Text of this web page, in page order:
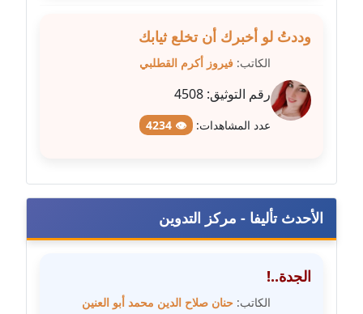
مدونة عبير عبد الرحيم (ماعت)
عاملة
مدونة عبير عزاوي
عاملة
مدونة عبير مصطفى
عاملة
مدونة عزة الأمير
عاملة
وددتُ لو أخبرك أن تخلع ثيابك
الكاتب: فيروز أكرم القطلبي
رقم التوثيق: 4508
عدد المشاهدات: 👁 4234
الأحدث تأليفا - مركز التدوين
الجدة..!
الكاتب: حنان صلاح الدين محمد أبو العنين